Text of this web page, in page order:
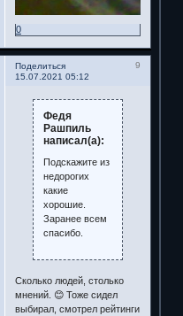
0
Поделиться
9
15.07.2021 05:12
Федя
Рашпиль
написал(а):
Подскажите из
недорогих
какие
хорошие.
Заранее всем
спасибо.
Сколько людей, столько
мнений. 😊 Тоже сидел
выбирал, смотрел рейтинги